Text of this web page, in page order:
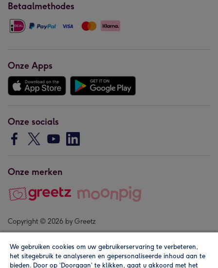
Betaalmethodes
Onze Apps
Onze socials
Onze merken
Copyright © 2026 by Greetz
We gebruiken cookies om uw gebruikerservaring te verbeteren,
het sitegebruik te analyseren en gepersonaliseerde inhoud aan te
bieden. Door op ‘Doorgaan’ te klikken, gaat u akkoord met het